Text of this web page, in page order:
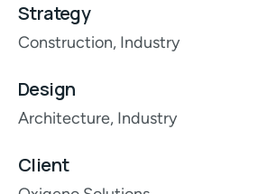
Strategy
Construction, Industry
Design
Architecture, Industry
Client